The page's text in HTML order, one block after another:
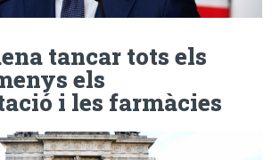
tancar tots els
els
i les farmàcies